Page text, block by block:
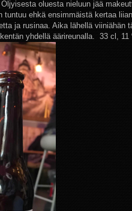
oluesta nieluun jää
ehkä ensimmäistä kertaa
ja rusinaa. Aika lähellä viiniähän
yhdellä äärireunalla. 33 cl,